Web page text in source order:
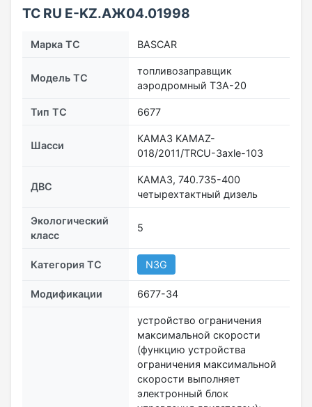
ТС RU Е-KZ.АЖ04.01998
Марка ТС BASCAR
Модель ТС
топливозаправщик
аэродромный ТЗА-20
Тип ТС 6677
Шасси
КАМАЗ KAMAZ-
018/2011/TRСU-3axle-103
ДВС
КАМАЗ, 740.735-400
четырехтактный дизель
Экологический
класс
5
Категория ТС N3G
Модификации 6677-34
устройство ограничения
максимальной скорости
(функцию устройства
ограничения максимальной
скорости выполняет
электронный блок